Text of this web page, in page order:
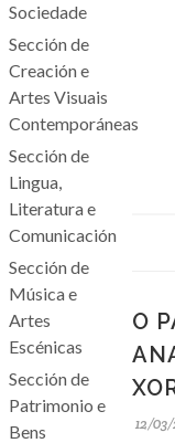
Sociedade
Sección de
Creación e
Artes Visuais
Contemporáneas
Sección de
Lingua,
Literatura e
Comunicación
Sección de
Música e
Artes
Escénicas
Sección de
Patrimonio e
Bens
O
12/